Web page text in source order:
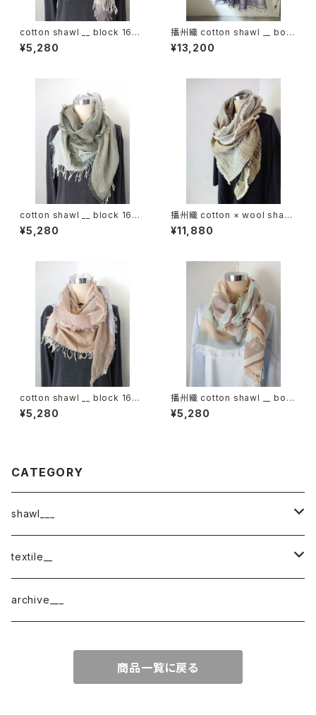
cotton shawl __ block 160
桔梗w
¥5,280
播州織 cotton shawl __ bord
er 220-120 紫電GK
¥13,200
cotton shawl __ block 160
深閑w
¥5,280
播州織 cotton × wool shawl
__ block 220 枯芒K
¥11,880
cotton shawl __ block 160
木通w
¥5,280
播州織 cotton shawl __ bord
er 160 啓蟄w
¥5,280
CATEGORY
shawl___
cotton
border
cotton × wool
textile__
織物
archive___
商品一覧に戻る